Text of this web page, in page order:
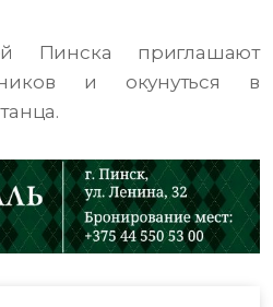
Пинска приглашают
и окунуться в